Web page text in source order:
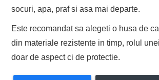
socuri, apa, praf si asa mai departe.
Este recomandat sa alegeti o husa de
din materiale rezistente in timp, rolul
doar de aspect ci de protectie.